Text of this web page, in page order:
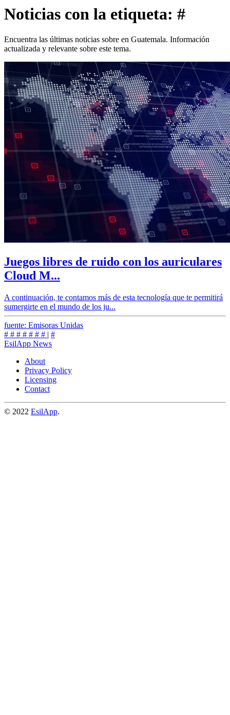
Noticias con la etiqueta: #
Encuentra las últimas noticias sobre en Guatemala. Información
actualizada y relevante sobre este tema.
Juegos libres de ruido con los auriculares
Cloud M...
A continuación, te contamos más de esta tecnología que te permitirá
sumergirte en el mundo de los ju...
fuente: Emisoras Unidas
# # # # # # # | #
EsilApp News
About
Privacy Policy
Licensing
Contact
© 2022 EsilApp.